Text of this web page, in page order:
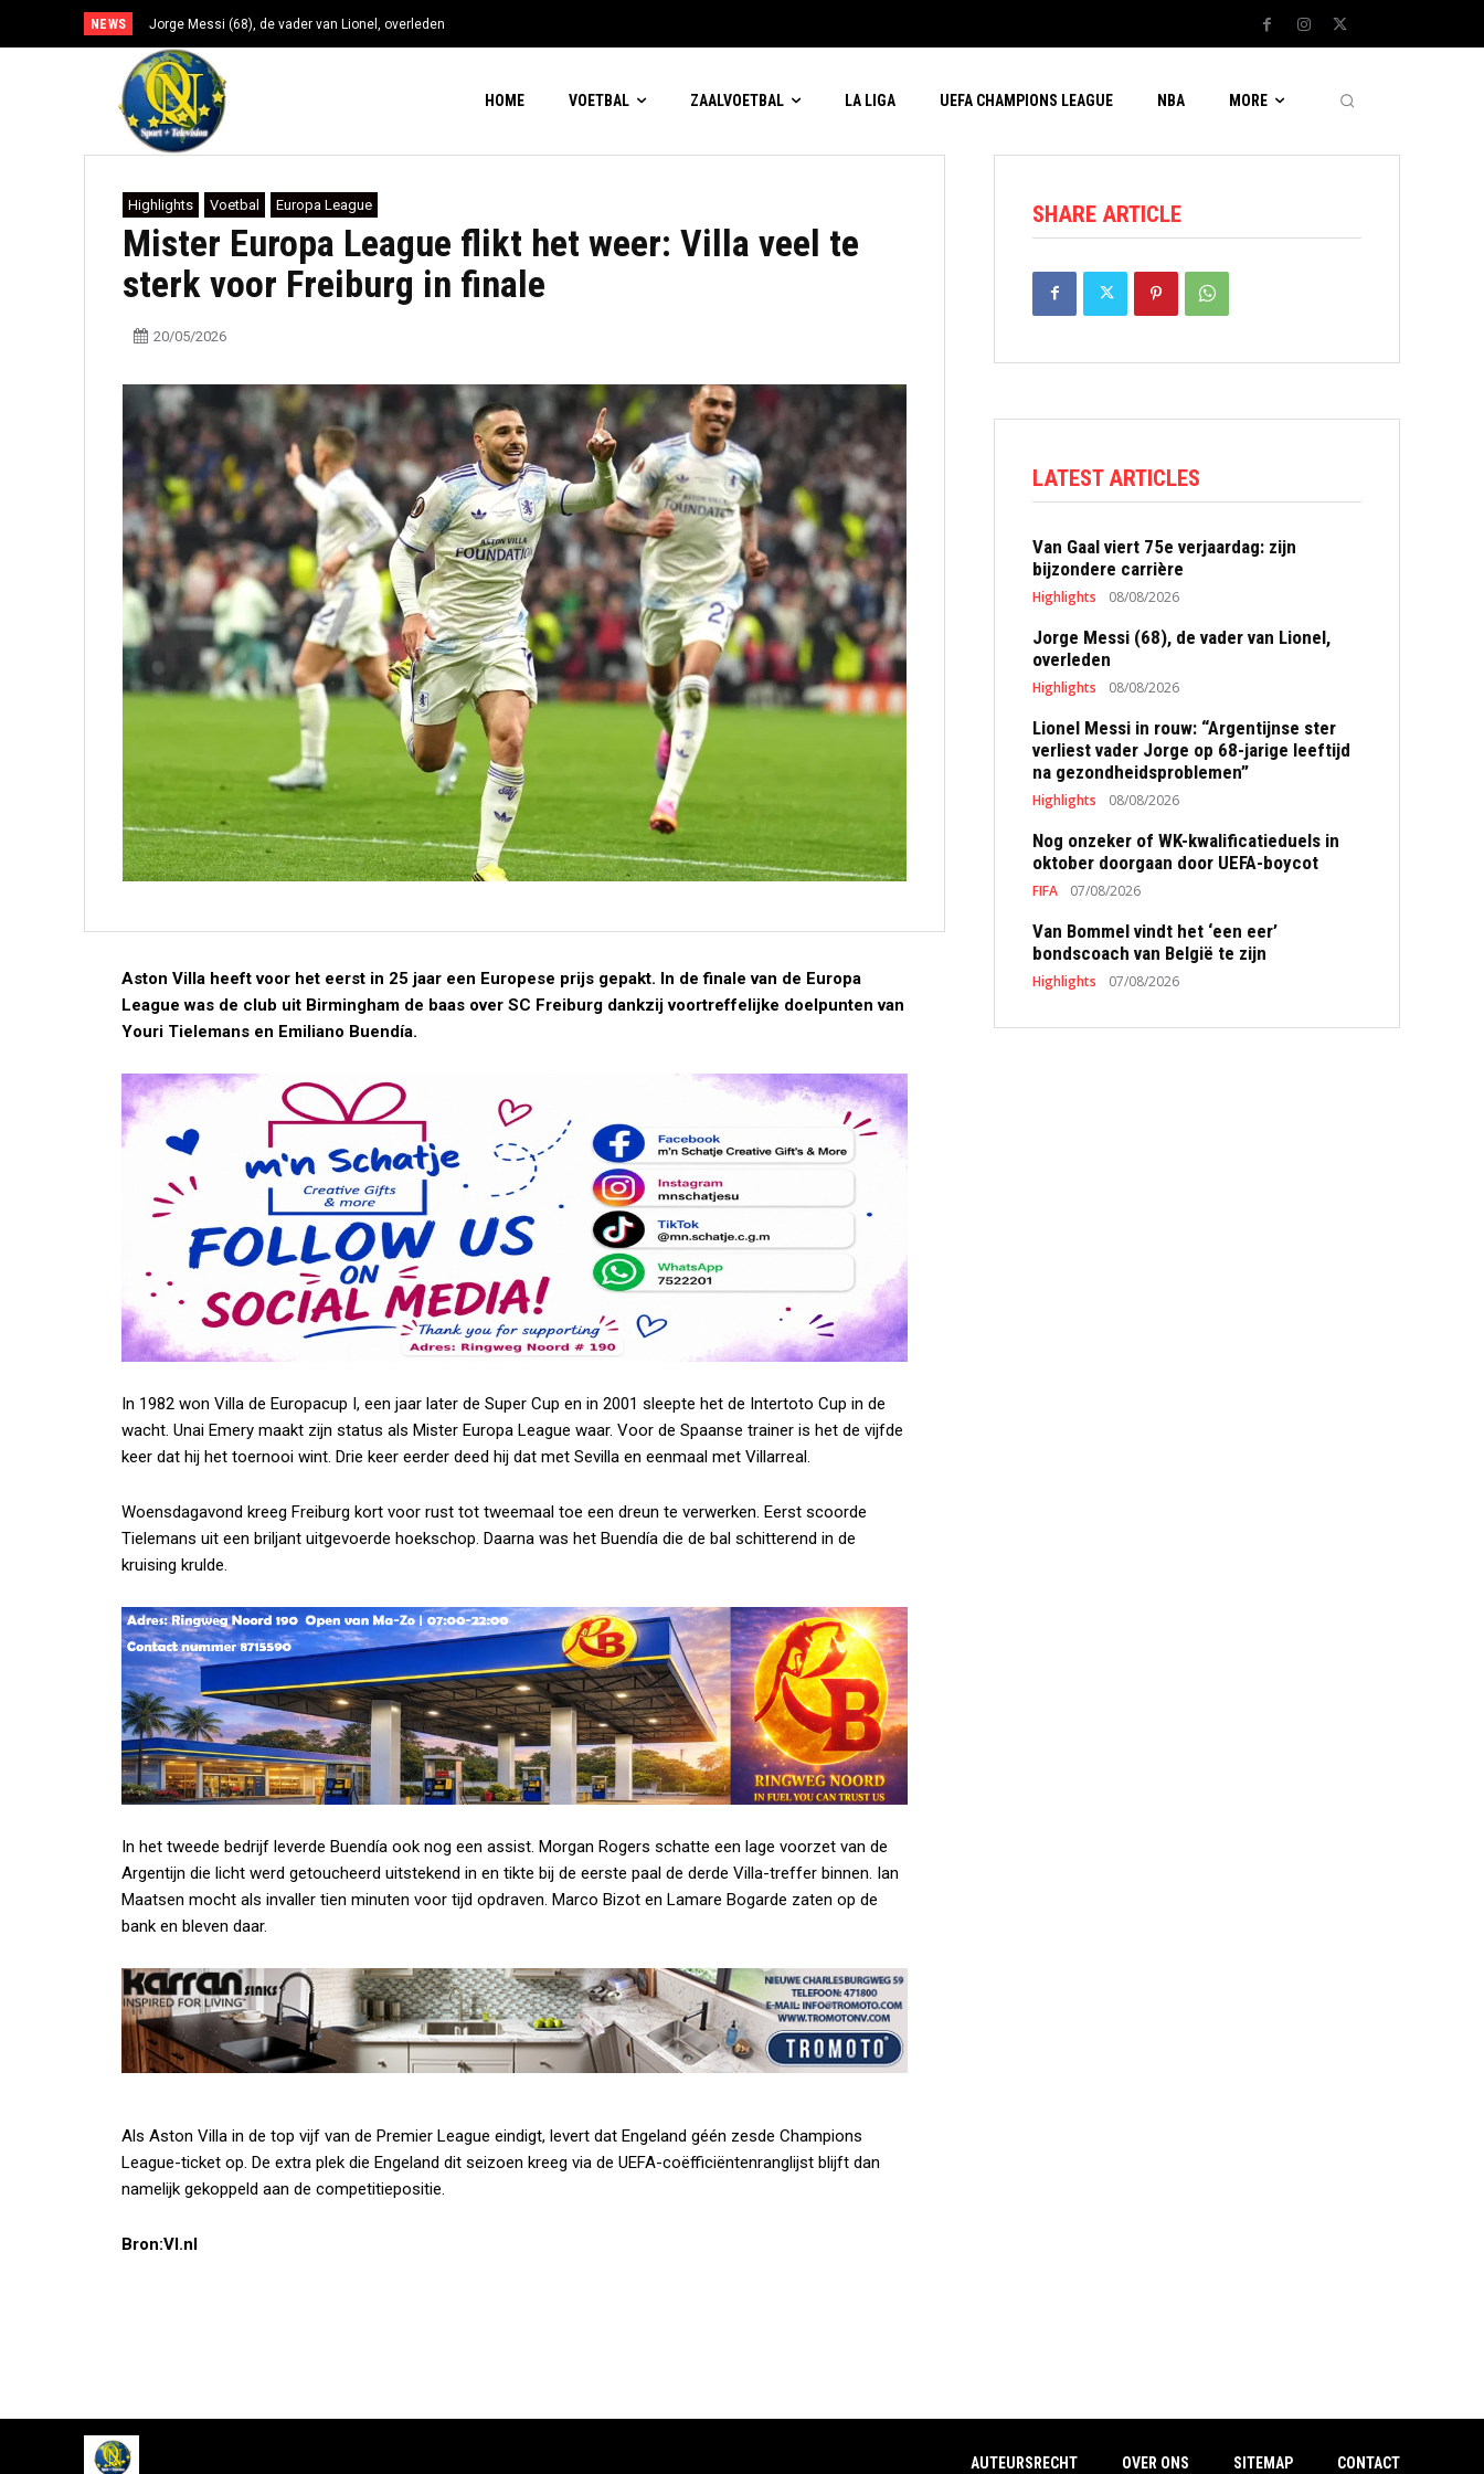
NEWS Jorge Messi (68), de vader van Lionel, overleden
HOME VOETBAL ZAALVOETBAL LA LIGA UEFA CHAMPIONS LEAGUE NBA MORE
Highlights Voetbal Europa League
Mister Europa League flikt het weer: Villa veel te
sterk voor Freiburg in finale
20/05/2026
Aston Villa heeft voor het eerst in 25 jaar een Europese prijs gepakt. In de finale van de Europa
League was de club uit Birmingham de baas over SC Freiburg dankzij voortreffelijke doelpunten van
Youri Tielemans en Emiliano Buendía.
In 1982 won Villa de Europacup I, een jaar later de Super Cup en in 2001 sleepte het de Intertoto Cup in de
wacht. Unai Emery maakt zijn status als Mister Europa League waar. Voor de Spaanse trainer is het de vijfde
keer dat hij het toernooi wint. Drie keer eerder deed hij dat met Sevilla en eenmaal met Villarreal.
Woensdagavond kreeg Freiburg kort voor rust tot tweemaal toe een dreun te verwerken. Eerst scoorde
Tielemans uit een briljant uitgevoerde hoekschop. Daarna was het Buendía die de bal schitterend in de
kruising krulde.
In het tweede bedrijf leverde Buendía ook nog een assist. Morgan Rogers schatte een lage voorzet van de
Argentijn die licht werd getoucheerd uitstekend in en tikte bij de eerste paal de derde Villa-treffer binnen. Ian
Maatsen mocht als invaller tien minuten voor tijd opdraven. Marco Bizot en Lamare Bogarde zaten op de
bank en bleven daar.
Als Aston Villa in de top vijf van de Premier League eindigt, levert dat Engeland géén zesde Champions
League-ticket op. De extra plek die Engeland dit seizoen kreeg via de UEFA-coëfficiëntenranglijst blijft dan
namelijk gekoppeld aan de competitiepositie.
Bron:VI.nl
SHARE ARTICLE
LATEST ARTICLES
Van Gaal viert 75e verjaardag: zijn
bijzondere carrière
Highlights 08/08/2026
Jorge Messi (68), de vader van Lionel,
overleden
Highlights 08/08/2026
Lionel Messi in rouw: “Argentijnse ster
verliest vader Jorge op 68-jarige leeftijd
na gezondheidsproblemen”
Highlights 08/08/2026
Nog onzeker of WK-kwalificatieduels in
oktober doorgaan door UEFA-boycot
FIFA 07/08/2026
Van Bommel vindt het ‘een eer’
bondscoach van België te zijn
Highlights 07/08/2026
AUTEURSRECHT OVER ONS SITEMAP CONTACT